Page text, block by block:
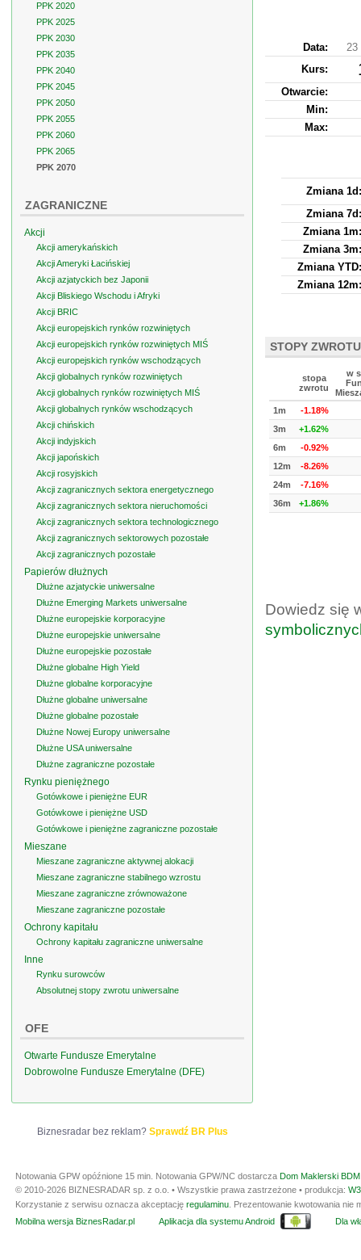
Data:
23
Kurs:
Otwarcie:
Min:
Max:
Zmiana 1d:
Zmiana 7d:
Zmiana 1m:
Zmiana 3m:
Zmiana YTD:
Zmiana 12m:
STOPY ZWROTU
stopa
zwrotu
w
1m
-1.18%
3m
+1.62%
6m
-0.92%
12m
-8.26%
24m
-7.16%
36m
+1.86%
Dowiedz się
PPK 2020
PPK 2025
PPK 2030
PPK 2035
PPK 2040
PPK 2045
PPK 2050
PPK 2055
PPK 2060
PPK 2065
PPK 2070
ZAGRANICZNE
Akcji
Akcji amerykańskich
Akcji Ameryki Łacińskiej
Akcji azjatyckich bez Japonii
Akcji Bliskiego Wschodu i Afryki
Akcji BRIC
Akcji europejskich rynków rozwiniętych
Akcji europejskich rynków rozwiniętych MIŚ
Akcji europejskich rynków wschodzących
Akcji globalnych rynków rozwiniętych
Akcji globalnych rynków rozwiniętych MIŚ
Akcji globalnych rynków wschodzących
Akcji chińskich
Akcji indyjskich
Akcji japońskich
Akcji rosyjskich
Akcji zagranicznych sektora energetycznego
Akcji zagranicznych sektora nieruchomości
Akcji zagranicznych sektora technologicznego
Akcji zagranicznych sektorowych pozostałe
Akcji zagranicznych pozostałe
Papierów dłużnych
Dłużne azjatyckie uniwersalne
Dłużne Emerging Markets uniwersalne
Dłużne europejskie korporacyjne
Dłużne europejskie uniwersalne
Dłużne europejskie pozostałe
Dłużne globalne High Yield
Dłużne globalne korporacyjne
Dłużne globalne uniwersalne
Dłużne globalne pozostałe
Dłużne Nowej Europy uniwersalne
Dłużne USA uniwersalne
Dłużne zagraniczne pozostałe
Rynku pieniężnego
Gotówkowe i pieniężne EUR
Gotówkowe i pieniężne USD
Gotówkowe i pieniężne zagraniczne pozostałe
Mieszane
Mieszane zagraniczne aktywnej alokacji
Mieszane zagraniczne stabilnego wzrostu
Mieszane zagraniczne zrównoważone
Mieszane zagraniczne pozostałe
Ochrony kapitału
Ochrony kapitału zagraniczne uniwersalne
Inne
Rynku surowców
Absolutnej stopy zwrotu uniwersalne
OFE
Otwarte Fundusze Emerytalne
Dobrowolne Fundusze Emerytalne (DFE)
Biznesradar bez reklam? Sprawdź BR Plus
Notowania GPW opóźnione 15 min. Notowania GPW/NC dostarcza Dom Maklerski
© 2010-2026 BIZNESRADAR sp. z o.o. • Wszystkie prawa zastrzeżone • produkcja:
Korzystanie z serwisu oznacza akceptację regulaminu . Prezentowanie kwotowania
Mobilna wersja BiznesRadar.pl
Aplikacja dla systemu Android Dla